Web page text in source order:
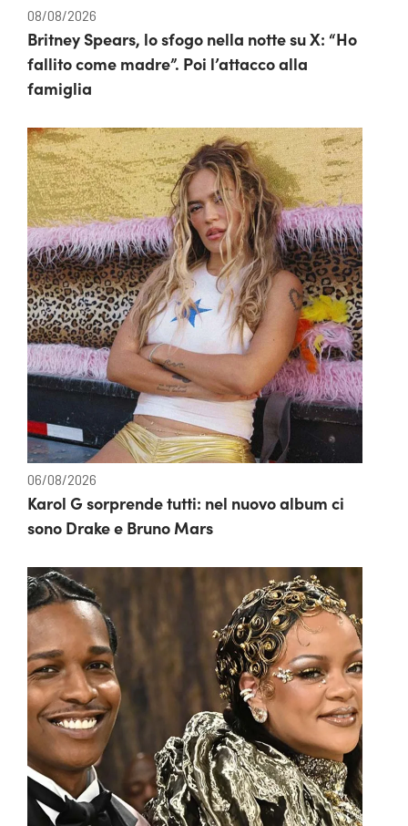
08/08/2026
Britney Spears, lo sfogo nella notte su X: “Ho
fallito come madre”. Poi l’attacco alla
famiglia
06/08/2026
Karol G sorprende tutti: nel nuovo album ci
sono Drake e Bruno Mars